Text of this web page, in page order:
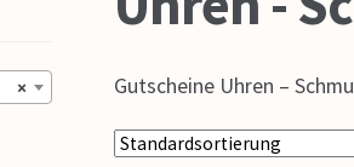
Gutscheine Uhren –
×